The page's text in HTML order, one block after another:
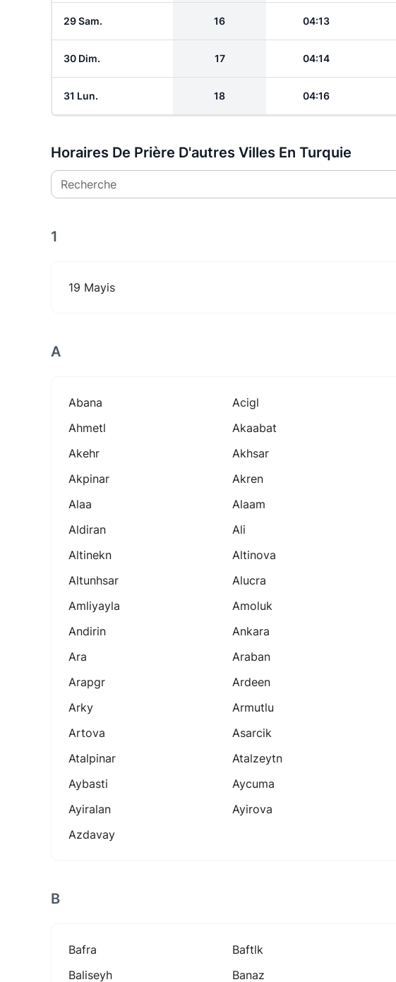
29 Sam. 16 04:13
30 Dim. 17 04:14
31 Lun. 18 04:16
Horaires De Prière D'autres Villes En Turquie
Recherche
1
19 Mayis
A
Abana Acigl
Ahmetl
Akaabat
Akehr
Akhsar
Akpinar
Akren
Alaa
Alaam
Aldiran
Ali
Altinekn
Altinova
Altunhsar
Alucra
Amliyayla
Amoluk
Andirin
Ankara
Ara
Araban
Arapgr
Ardeen
Arky
Armutlu
Artova
Asarcik
Atalpinar
Atalzeytn
Aybasti
Aycuma
Ayiralan
Ayirova
Azdavay
B
Bafra Baftlk
Baliseyh
Banaz